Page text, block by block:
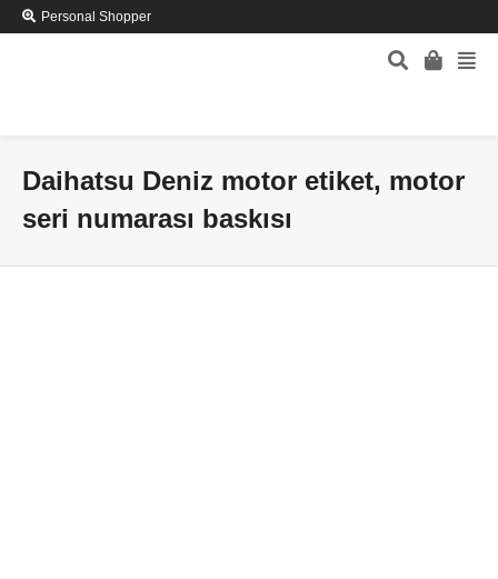
Personal Shopper
Daihatsu Deniz motor etiket, motor
seri numarası baskısı